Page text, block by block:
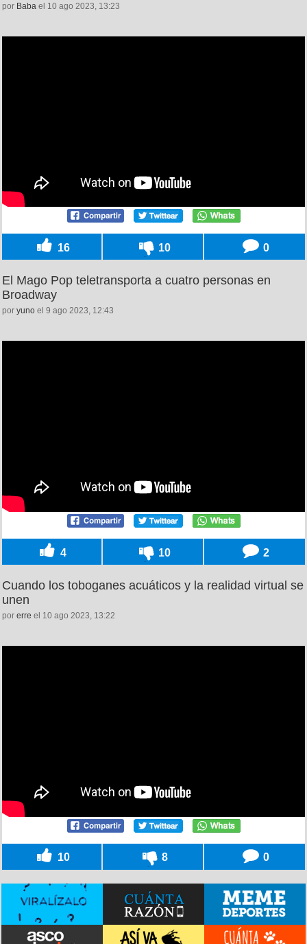
por Baba el 10 ago 2023, 13:23
16 10 0
El Mago Pop teletransporta a cuatro personas en
Broadway
por yuno el 9 ago 2023, 12:43
4 10 2
Cuando los toboganes acuáticos y la realidad virtual se
unen
por erre el 10 ago 2023, 13:22
10 8 0